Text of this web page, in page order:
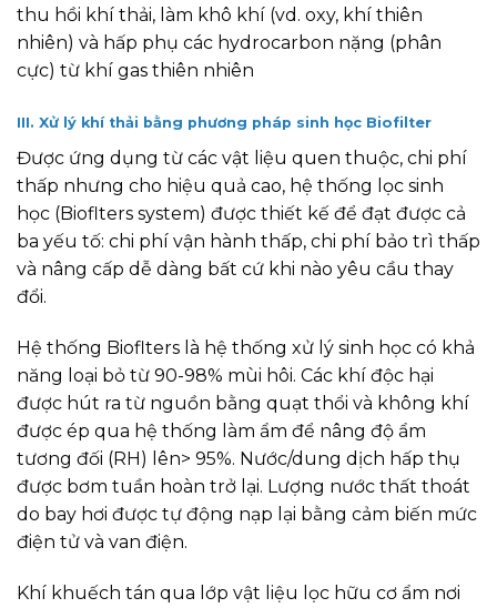
thu hồi khí thải, làm khô khí (vd. oxy, khí thiên
nhiên) và hấp phụ các hydrocarbon nặng (phân
cực) từ khí gas thiên nhiên
III. Xử lý khí thải bằng phương pháp sinh học Biofilter
Được ứng dụng từ các vật liệu quen thuộc, chi phí
thấp nhưng cho hiệu quả cao, hệ thống lọc sinh
học (Bioflters system) được thiết kế để đạt được cả
ba yếu tố: chi phí vận hành thấp, chi phí bảo trì thấp
và nâng cấp dễ dàng bất cứ khi nào yêu cầu thay
đổi.
Hệ thống Bioflters là hệ thống xử lý sinh học có khả
năng loại bỏ từ 90-98% mùi hôi. Các khí độc hại
được hút ra từ nguồn bằng quạt thổi và không khí
được ép qua hệ thống làm ẩm để nâng độ ẩm
tương đối (RH) lên> 95%. Nước/dung dịch hấp thụ
được bơm tuần hoàn trở lại. Lượng nước thất thoát
do bay hơi được tự động nạp lại bằng cảm biến mức
điện tử và van điện.
Khí khuếch tán qua lớp vật liệu lọc hữu cơ ẩm nơi